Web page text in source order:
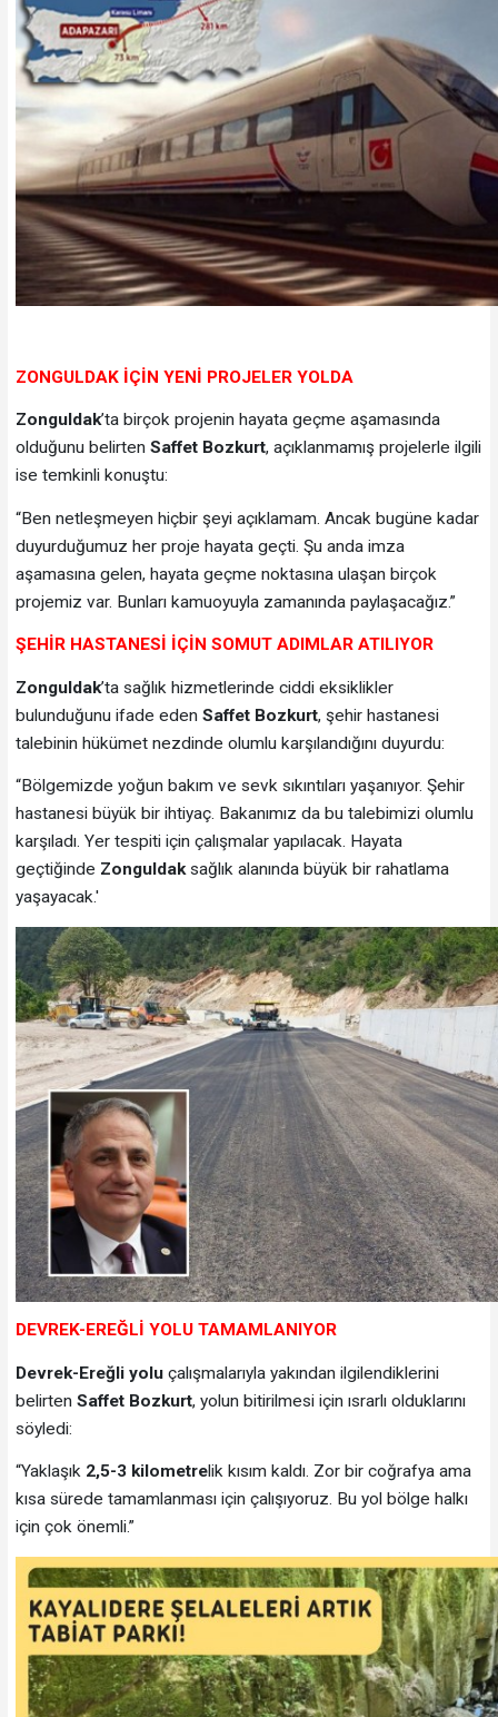
ZONGULDAK İÇİN YENİ PROJELER YOLDA
Zonguldak’ta birçok projenin hayata geçme aşamasında
olduğunu belirten Saffet Bozkurt, açıklanmamış projelerle ilgili
ise temkinli konuştu:
“Ben netleşmeyen hiçbir şeyi açıklamam. Ancak bugüne kadar
duyurduğumuz her proje hayata geçti. Şu anda imza
aşamasına gelen, hayata geçme noktasına ulaşan birçok
projemiz var. Bunları kamuoyuyla zamanında paylaşacağız.”
ŞEHİR HASTANESİ İÇİN SOMUT ADIMLAR ATILIYOR
Zonguldak’ta sağlık hizmetlerinde ciddi eksiklikler
bulunduğunu ifade edenSaffet Bozkurt, şehir hastanesi
talebinin hükümet nezdinde olumlu karşılandığını duyurdu:
“Bölgemizde yoğun bakım ve sevk sıkıntıları yaşanıyor. Şehir
hastanesi büyük bir ihtiyaç. Bakanımız da bu talebimizi olumlu
karşıladı. Yer tespiti için çalışmalar yapılacak. Hayata
geçtiğinde Zonguldaksağlık alanında büyük bir rahatlama
yaşayacak.'
DEVREK-EREĞLİ YOLU TAMAMLANIYOR
Devrek-Ereğli yoluçalışmalarıyla yakından ilgilendiklerini
belirten Saffet Bozkurt, yolun bitirilmesi için ısrarlı olduklarını
söyledi:
“Yaklaşık2,5-3 kilometrelik kısım kaldı. Zor bir coğrafya ama
kısa sürede tamamlanması için çalışıyoruz. Bu yol bölge halkı
için çok önemli.”